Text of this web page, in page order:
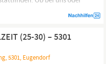
Uns ist wichtig, dass Sie
Stoff verständlich
(25-30) – 5301
5301, Eugendorf